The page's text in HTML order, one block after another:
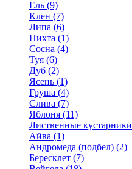
Ель (9)
Клен (7)
Липа (6)
Пихта (1)
Сосна (4)
Туя (6)
Дуб (2)
Ясень (1)
Груша (4)
Слива (7)
Яблоня (11)
Лиственные кустарники
Айва (1)
Андромеда (подбел) (2)
Бересклет (7)